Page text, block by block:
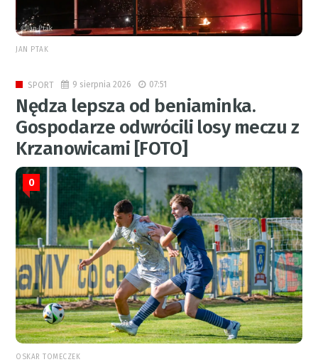
JAN PTAK
SPORT 9 sierpnia 2026 07:51
Nędza lepsza od beniaminka.
Gospodarze odwrócili losy meczu z
Krzanowicami [FOTO]
0
OSKAR TOMECZEK